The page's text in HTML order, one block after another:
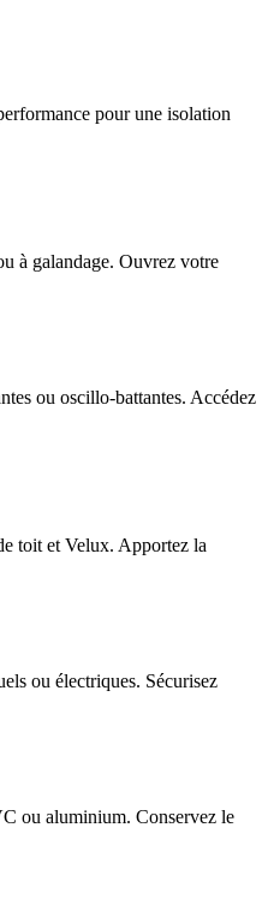
pour une isolation
à galandage. Ouvrez votre
ou oscillo-battantes. Accédez
toit et Velux. Apportez la
ou électriques. Sécurisez
ou aluminium. Conservez le